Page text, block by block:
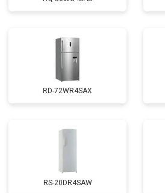
RD-72WR4SAX
RS-20DR4SAW